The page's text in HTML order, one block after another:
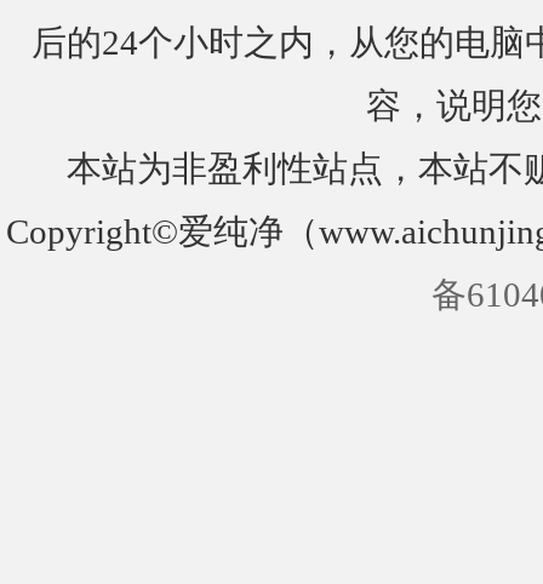
后的24个小时之内，从您的电
容，说明
本站为非盈利性站点，本站不
Copyright©爱纯净（
备